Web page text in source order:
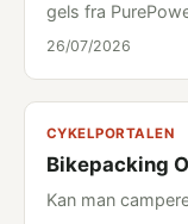
gels fra
26/07/2026
CYKELPORTALEN
Bikepacking
Kan man